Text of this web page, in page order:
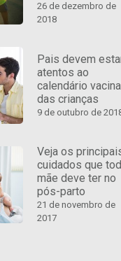
26 de dezembro de
2018
Pais devem
atentos ao
calendário
das crianças
9 de outubro de
Veja os
cuidados que
mãe deve ter no
pós-parto
21 de novembro de
2017